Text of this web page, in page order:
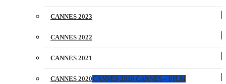
CANNES 2023
CANNES 2022
CANNES 2021
CANNES 2020CANNES 2020 CANNES – FILM